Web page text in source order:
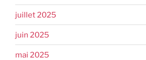
juillet 2025
juin 2025
mai 2025